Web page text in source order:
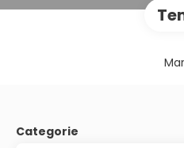
Categorie